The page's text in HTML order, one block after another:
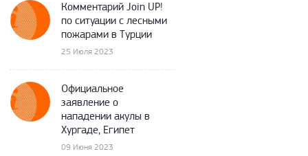
Комментарий Join UP!
по ситуации с лесными
пожарами в Турции
25 Июля 2023
Официальное
заявление о
нападении акулы в
Хургаде, Египет
09 Июня 2023